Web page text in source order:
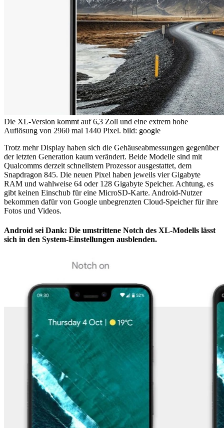
Die XL-Version kommt auf 6,3 Zoll und eine extrem hohe
Auflösung von 2960 mal 1440 Pixel. bild: google
Trotz mehr Display haben sich die Gehäuseabmessungen gegenüber
der letzten Generation kaum verändert. Beide Modelle sind mit
Qualcomms derzeit schnellstem Prozessor ausgestattet, dem
Snapdragon 845. Die neuen Pixel haben jeweils vier Gigabyte
RAM und wahlweise 64 oder 128 Gigabyte Speicher. Achtung, es
gibt keinen Einschub für eine MicroSD-Karte. Android-Nutzer
bekommen dafür von Google unbegrenzten Cloud-Speicher für ihre
Fotos und Videos.
Android sei Dank: Die umstrittene Notch des XL-Modells lässt
sich in den System-Einstellungen ausblenden.